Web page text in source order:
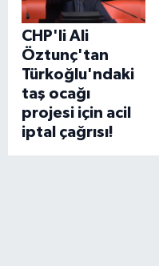
CHP'li Ali
Öztunç'tan
Türkoğlu'ndaki
taş ocağı
projesi için acil
iptal çağrısı!